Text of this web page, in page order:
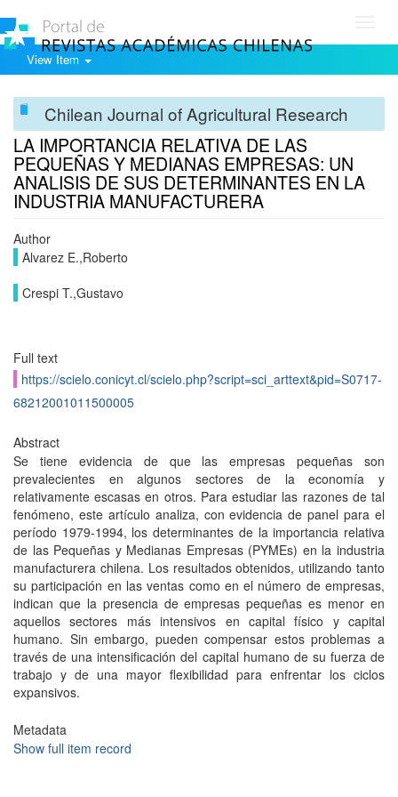
View Item
Chilean Journal of Agricultural Research
LA IMPORTANCIA RELATIVA DE LAS
PEQUEÑAS Y MEDIANAS EMPRESAS: UN
ANALISIS DE SUS DETERMINANTES EN LA
INDUSTRIA MANUFACTURERA
Author
Alvarez E.,Roberto
Crespi T.,Gustavo
Full text
https://scielo.conicyt.cl/scielo.php?script=sci_arttext&pid=S0717-
68212001011500005
Abstract
Se tiene evidencia de que las empresas pequeñas son
prevalecientes en algunos sectores de la economía y
relativamente escasas en otros. Para estudiar las razones de tal
fenómeno, este artículo analiza, con evidencia de panel para el
período 1979-1994, los determinantes de la importancia relativa
de las Pequeñas y Medianas Empresas (PYMEs) en la industria
manufacturera chilena. Los resultados obtenidos, utilizando tanto
su participación en las ventas como en el número de empresas,
indican que la presencia de empresas pequeñas es menor en
aquellos sectores más intensivos en capital físico y capital
humano. Sin embargo, pueden compensar estos problemas a
través de una intensificación del capital humano de su fuerza de
trabajo y de una mayor flexibilidad para enfrentar los ciclos
expansivos.
Metadata
Show full item record